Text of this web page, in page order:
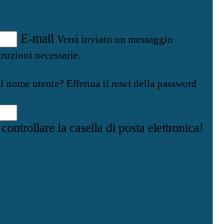
E-mail Verrà inviato un messaggio
necessarie.
nome utente? Effettua il reset della password
la casella di posta elettronica!